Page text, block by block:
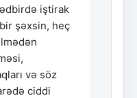
iştirak
şəxsin, heç
və söz
ciddi